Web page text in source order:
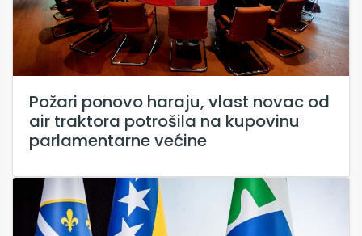
Požari ponovo haraju, vlast novac od
air traktora potrošila na kupovinu
parlamentarne većine